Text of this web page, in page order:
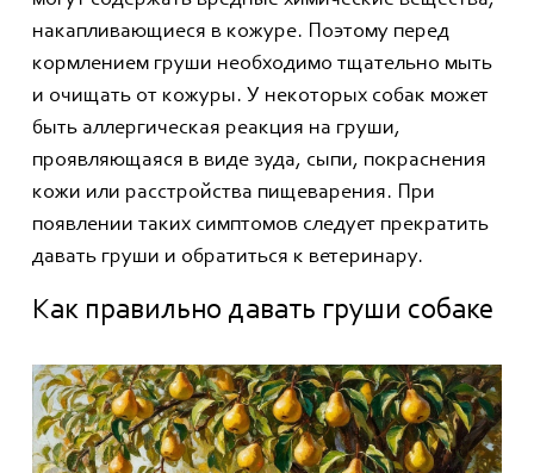
накапливающиеся в кожуре. Поэтому перед
кормлением груши необходимо тщательно мыть
и очищать от кожуры. У некоторых собак может
быть аллергическая реакция на груши,
проявляющаяся в виде зуда, сыпи, покраснения
кожи или расстройства пищеварения. При
появлении таких симптомов следует прекратить
давать груши и обратиться к ветеринару.
Как правильно давать груши собаке